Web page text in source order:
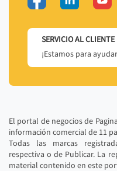
SERVICIO AL CLIENTE
¡Estamos para
El portal de negocios de
información comercial de 11
Todas las marcas
respectiva o de Publicar. La
material contenido en este